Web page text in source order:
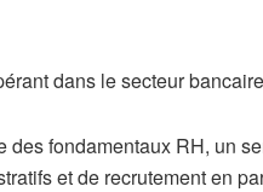
dans le secteur
des fondamentaux RH, un
et de recrutement en